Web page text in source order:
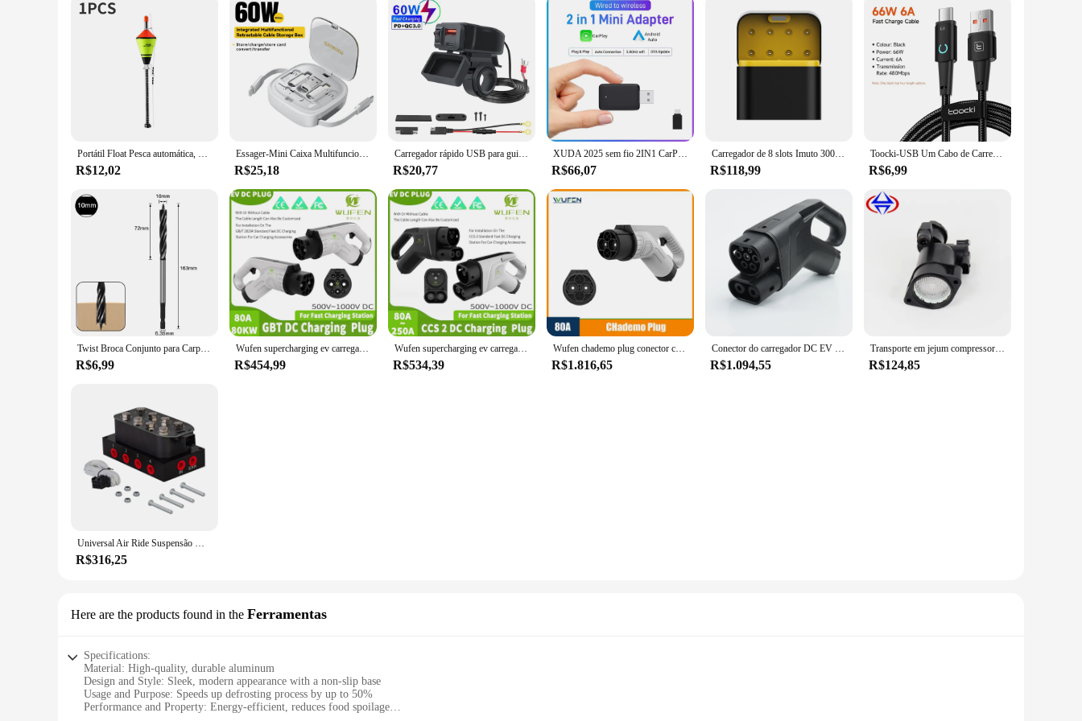
Designed with the user in mind, the Fast Defrosting Tray is not only efficient but also user-friendly. It is easy to clean, making maintenance a breeze. The trays are perfect for a variety of scenarios,
from preparing meals at home to catering events. Its adaptable nature makes it suitable for both personal and commercial use, ensuring that you can enjoy the benefits of quick defrosting in any setting.
Whether you're a wholesale vendor, a supplier, or an individual looking for a high-quality defrosting solution, this set is the perfect choice for you.
Portátil Float Pesca automática, Bobber rápido, Acessórios de pesca Set, Oceano Ferramentas Dispositivo, 1-5pcs
R$12,02
Essager-Mini Caixa Multifuncional para Armazenamento de Viagem com Suporte do Telefone e Pin Set, Carregamento Rápido, Cabo Micro Lightning, USB A, C para Tipo C, 60W
R$25,18
Carregador rápido USB para guiador de motocicleta, soquete USB duplo com interruptor, voltímetro, adaptador de alimentação 12V impermeável, PD QC3.0, 60W
R$20,77
XUDA 2025 sem fio 2IN1 CarPlay Android Auto sem fio Mini Box Adaptador Inteligente Plug And Play Dongle Bluetooth WiFi Conexão Rápida
R$66,07
Carregador de 8 slots Imuto 3000mWh AA Carregador de bateria Slot independente Carregamento rápido para baterias recarregáveis de leão de lítio de 1,5V
R$118,99
Toocki-USB Um Cabo de Carregamento Rápido, Tipo C ou Lightning, Fio Carregador LED para iPhone 14, 13, 12 Pro Max, 8, 7 Plus, Xiaomi
R$6,99
Twist Broca Conjunto para Carpintaria, Corte Rápido de Madeira Auger, Ferramenta Carpenter Joiner, Cut Suit, 10mm-35mm
R$6,99
Wufen supercharging ev carregador gbt dc plugue de carregamento 80a 250a carro elétrico rápido dc estação de carregamento gbt dc plug para pilha de carregamento
R$454,99
Wufen supercharging ev carregador ccs2 dc plugue de carregamento 80a 250a ev estação de carregamento dc rápido ccs 2 plug para pilha de carregamento europeu
R$534,39
Wufen chademo plug conector carregador rápido 80a 500v dc ev chademo arma carregador rápido plug para estação de carregamento ev padrão japão
R$1.816,65
Conector do carregador DC EV CCS2 EV Plug Pistola de carregamento rápido Iec 62196 CCS Combo 2 Plug para estação de carregamento Ccs2 80A-250A
R$1.094,55
Transporte em jejum compressor de suspensão a ar plástico capa conjunto secador para land rover discovery 4 lr4 lr078650
R$124,85
Universal Air Ride Suspensão Manifold Valve, Professional Modificado Acessórios do carro, 1/4 "NPT, Fast Air Bag Controle, 0-300psi
R$316,25
Here are the products found in the Ferramentas
Specifications:
Material: High-quality, durable aluminum
Design and Style: Sleek, modern appearance with a non-slip base
Usage and Purpose: Speeds up defrosting process by up to 50%
Performance and Property: Energy-efficient, reduces food spoilage